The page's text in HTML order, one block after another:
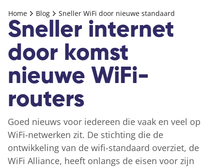
Home Blog Sneller WiFi door nieuwe standaard
Sneller internet
door komst
nieuwe WiFi-
routers
Goed nieuws voor iedereen die vaak en veel op
WiFi-netwerken zit. De stichting die de
ontwikkeling van de wifi-standaard overziet, de
WiFi Alliance, heeft onlangs de eisen voor zijn